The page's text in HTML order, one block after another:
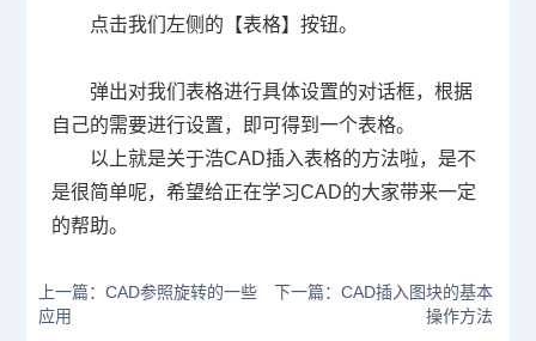
点击我们左侧的【表格】按钮。
弹出对我们表格进行具体设置的对话框，根据
自己的需要进行设置，即可得到一个表格。
以上就是关于浩CAD插入表格的方法啦，是不
是很简单呢，希望给正在学习CAD的大家带来一定
的帮助。
上一篇：CAD参照旋转的一些
应用
下一篇：CAD插入图块的基本
操作方法